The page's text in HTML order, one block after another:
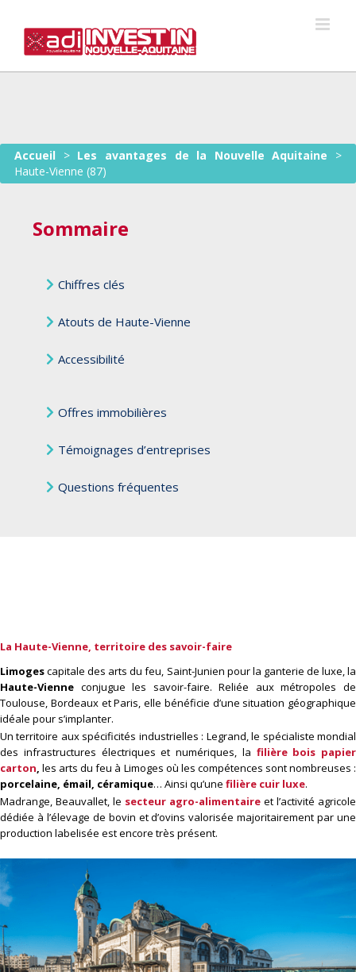
content
Accueil > Les avantages de la Nouvelle Aquitaine >
Haute-Vienne (87)
Sommaire
Chiffres clés
Atouts de Haute-Vienne
Accessibilité
Offres immobilières
Témoignages d’entreprises
Questions fréquentes
La Haute-Vienne, territoire des savoir-faire
Limogescapitale des arts du feu, Saint-Junien pour la ganterie de luxe, la
Haute-Vienne conjugue les savoir-faire. Reliée aux métropoles de
Toulouse, Bordeaux et Paris, elle bénéficie d’une situation géographique
idéale pour s’implanter.
Un territoire aux spécificités industrielles : Legrand, le spécialiste mondial
des infrastructures électriques et numériques, la filière bois papier
carton, les arts du feu à Limoges où les compétences sont nombreuses :
porcelaine, émail, céramique… Ainsi qu’une filière cuir luxe.
Madrange, Beauvallet, le secteur agro-alimentaire et l’activité agricole
dédiée à l’élevage de bovin et d’ovins valorisée majoritairement par une
production labelisée est encore très présent.